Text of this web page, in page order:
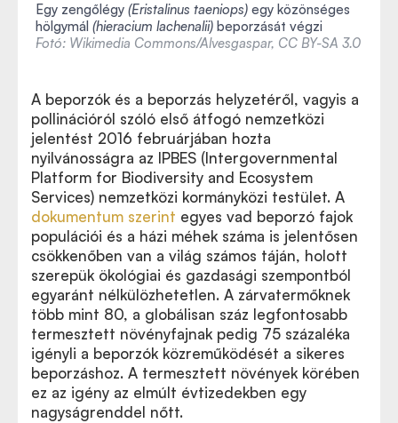
Egy zengőlégy (Eristalinus taeniops) egy közönséges
hölgymál (hieracium lachenalii) beporzását végzi
Fotó: Wikimedia Commons/Alvesgaspar, CC BY-SA 3.0
A beporzók és a beporzás helyzetéről, vagyis a
pollinációról szóló első átfogó nemzetközi
jelentést 2016 februárjában hozta
nyilvánosságra az IPBES (Intergovernmental
Platform for Biodiversity and Ecosystem
Services) nemzetközi kormányközi testület. A
dokumentum szerint egyes vad beporzó fajok
populációi és a házi méhek száma is jelentősen
csökkenőben van a világ számos táján, holott
szerepük ökológiai és gazdasági szempontból
egyaránt nélkülözhetetlen. A zárvatermőknek
több mint 80, a globálisan száz legfontosabb
termesztett növényfajnak pedig 75 százaléka
igényli a beporzók közreműködését a sikeres
beporzáshoz. A termesztett növények körében
ez az igény az elmúlt évtizedekben egy
nagyságrenddel nőtt.